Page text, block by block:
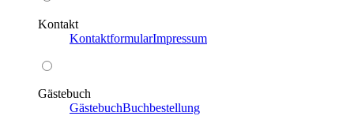
Kontakt
KontaktformularImpressum
Gästebuch
GästebuchBuchbestellung